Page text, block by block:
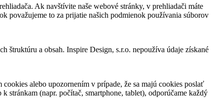
Ak navštívite naše webové stránky, v prehliadači máte
považujeme to za prijatie našich podmienok používania súborov
štruktúru a obsah. Inspire Design, s.r.o. nepoužíva údaje získané
alebo upozornením v prípade, že sa majú cookies poslať
stránkam (napr. počítač, smartphone, tablet), odporúčame každý